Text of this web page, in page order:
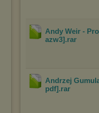
Andy Weir -
azw3] .rar
Andrzej
pdf] .rar